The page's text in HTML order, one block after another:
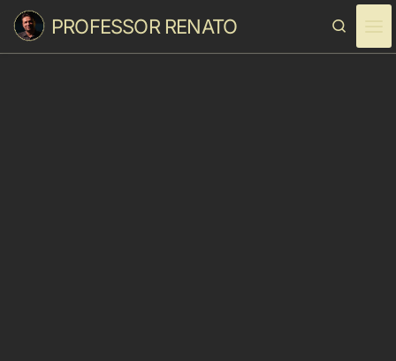
Skip to content
PROFESSOR RENATO